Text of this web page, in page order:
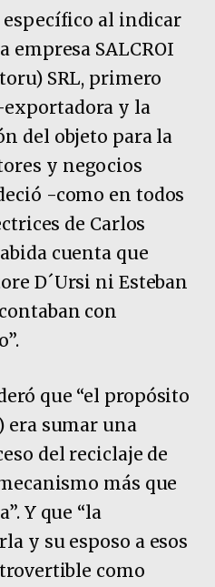
al indicar
empresa SALCROI
SRL, primero
y la
del objeto para la
y negocios
-como en todos
de Carlos
cuenta que
D´Ursi ni Esteban
con
que “el propósito
era sumar una
del reciclaje de
más que
Y que “la
y su esposo a esos
como